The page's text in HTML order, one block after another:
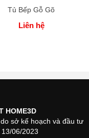
Tủ Bếp Gỗ Gõ
Liên hệ
HOME3D
sở kế hoạch và đầu tư
06/2023